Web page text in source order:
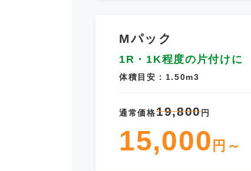
Mパック
1R・1K程度の片付けに
体積目安：1.50m3
通常価格19,800円
15,000 円～